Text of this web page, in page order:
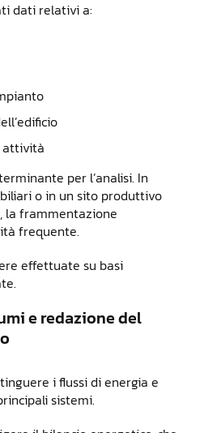
dati relativi a:
attività
per l’analisi. In
o in un sito produttivo
la frammentazione
frequente.
effettuate su basi
e redazione del
i flussi di energia e
sistemi.